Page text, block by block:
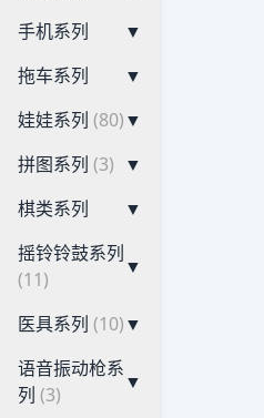
手机系列
▼
拖车系列
▼
娃娃系列 (80)▼
拼图系列 (3) ▼
棋类系列
▼
摇铃铃鼓系列
(11)
▼
医具系列 (10)▼
语音振动枪系
列 (3)
▼